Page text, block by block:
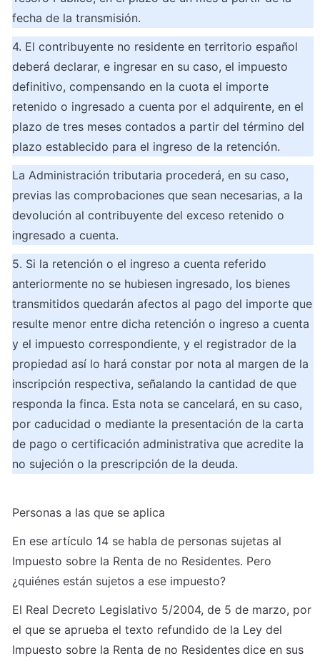
fecha de la transmisión.
4. El contribuyente no residente en territorio español
deberá declarar, e ingresar en su caso, el impuesto
definitivo, compensando en la cuota el importe
retenido o ingresado a cuenta por el adquirente, en el
plazo de tres meses contados a partir del término del
plazo establecido para el ingreso de la retención.
La Administración tributaria procederá, en su caso,
previas las comprobaciones que sean necesarias, a la
devolución al contribuyente del exceso retenido o
ingresado a cuenta.
5. Si la retención o el ingreso a cuenta referido
anteriormente no se hubiesen ingresado, los bienes
transmitidos quedarán afectos al pago del importe que
resulte menor entre dicha retención o ingreso a cuenta
y el impuesto correspondiente, y el registrador de la
propiedad así lo hará constar por nota al margen de la
inscripción respectiva, señalando la cantidad de que
responda la finca. Esta nota se cancelará, en su caso,
por caducidad o mediante la presentación de la carta
de pago o certificación administrativa que acredite la
no sujeción o la prescripción de la deuda.
Personas a las que se aplica
En ese artículo 14 se habla de personas sujetas al
Impuesto sobre la Renta de no Residentes. Pero
¿quiénes están sujetos a ese impuesto?
El Real Decreto Legislativo 5/2004, de 5 de marzo, por
el que se aprueba el texto refundido de la Ley del
Impuesto sobre la Renta de no Residentes